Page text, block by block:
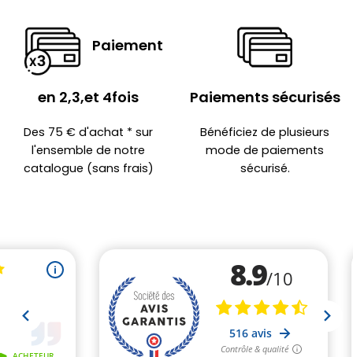
Paiement
en 2,3,et 4fois
Des 75 € d'achat * sur
l'ensemble de notre
catalogue (sans frais)
Paiements sécurisés
Bénéficiez de plusieurs
mode de paiements
sécurisé.